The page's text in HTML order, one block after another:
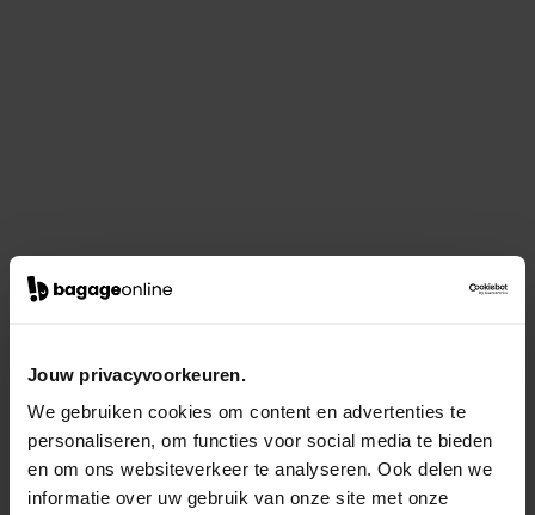
Jouw privacyvoorkeuren.
We gebruiken cookies om content en advertenties te
personaliseren, om functies voor social media te bieden
en om ons websiteverkeer te analyseren. Ook delen we
informatie over uw gebruik van onze site met onze